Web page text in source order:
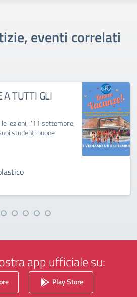
eventi correlati
A TUTTI GLI
lezioni, l'11 settembre,
studenti buone
app ufficiale su:
Play Store